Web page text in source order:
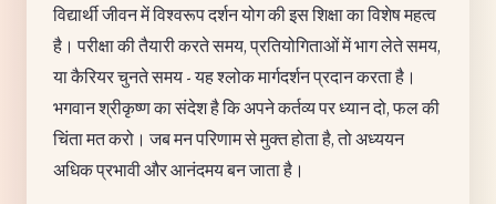
विद्यार्थी जीवन में विश्वरूप दर्शन योग की इस शिक्षा का विशेष महत्व
है। परीक्षा की तैयारी करते समय, प्रतियोगिताओं में भाग लेते समय,
या कैरियर चुनते समय - यह श्लोक मार्गदर्शन प्रदान करता है।
भगवान श्रीकृष्ण का संदेश है कि अपने कर्तव्य पर ध्यान दो, फल की
चिंता मत करो। जब मन परिणाम से मुक्त होता है, तो अध्ययन
अधिक प्रभावी और आनंदमय बन जाता है।